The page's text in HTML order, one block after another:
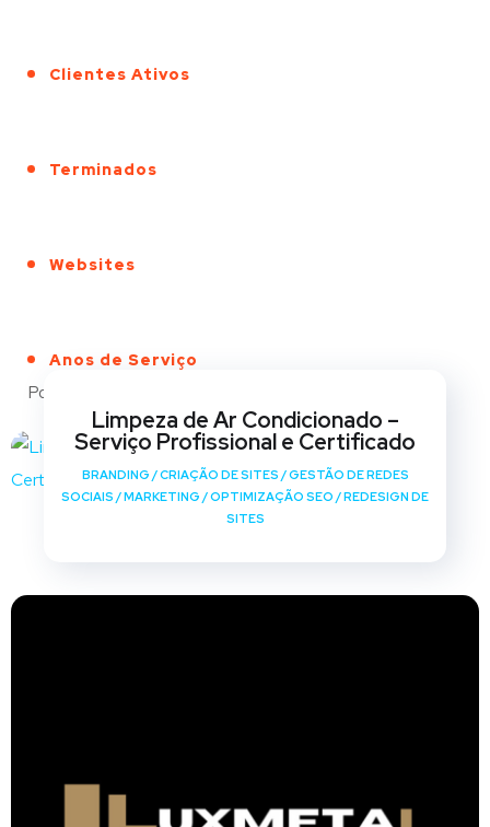
Clientes Ativos
Terminados
Websites
Anos de Serviço
Portfólio
Limpeza de Ar Condicionado –
Serviço Profissional e Certificado
BRANDING /CRIAÇÃO DE SITES /GESTÃO DE REDES
SOCIAIS /MARKETING /OPTIMIZAÇÃO SEO /REDESIGN DE
SITES